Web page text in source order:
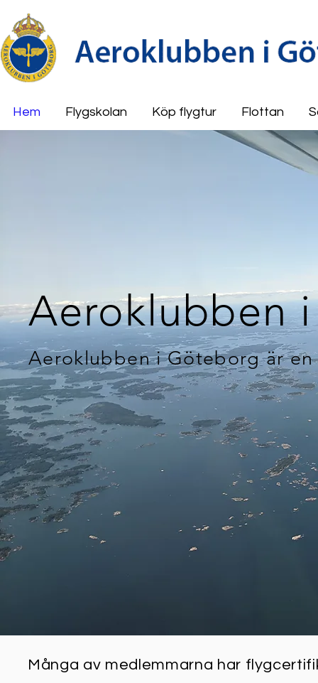
Hem Flygskolan Köp flygtur Flottan
Aeroklubben
Aeroklubben i Göteborg är
Många av medlemmarna har